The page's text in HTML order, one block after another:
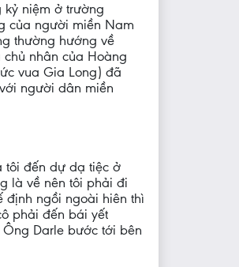
kỷ niệm ở trường
của người miền Nam
thường hướng về
nhân của Hoàng
vua Gia Long) đã
người dân miền
tôi đến dự dạ tiệc ở
là về nên tôi phải đi
định ngồi ngoài hiên thì
phải đến bái yết
Darle bước tới bên